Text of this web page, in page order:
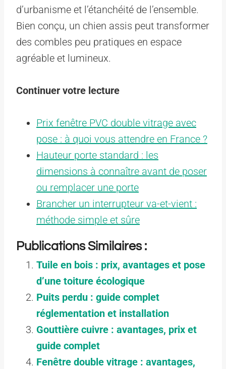
d’urbanisme et l’étanchéité de l’ensemble.
Bien conçu, un chien assis peut transformer
des combles peu pratiques en espace
agréable et lumineux.
Continuer votre lecture
Prix fenêtre PVC double vitrage avec
pose : à quoi vous attendre en France ?
Hauteur porte standard : les
dimensions à connaître avant de poser
ou remplacer une porte
Brancher un interrupteur va-et-vient :
méthode simple et sûre
Publications Similaires :
Tuile en bois : prix, avantages et pose
d’une toiture écologique
Puits perdu : guide complet
réglementation et installation
Gouttière cuivre : avantages, prix et
guide complet
Fenêtre double vitrage : avantages,